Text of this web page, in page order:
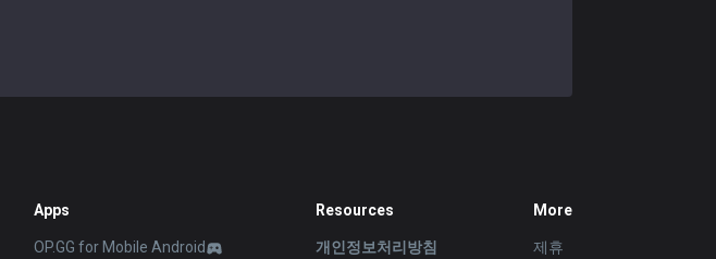
우디르
워윅 53.31%
Apps
OP.GG for Mobile Android
Resources
개인정보처리방침
More
제휴